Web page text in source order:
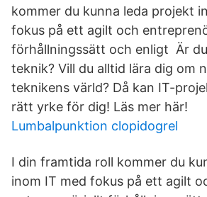
kommer du kunna leda projekt
fokus på ett agilt och
förhållningssätt och enligt Är
teknik? Vill du alltid lära dig om
teknikens värld? Då kan IT-
rätt yrke för dig! Läs mer här!
Lumbalpunktion clopidogrel
I din framtida roll kommer du
inom IT med fokus på ett agilt